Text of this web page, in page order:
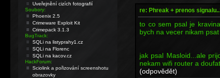
re: Phreak + prenos
to co sem psal je
bych na vecer nikam
jak psal Masloid...ale
nekam wifi router a
(odpovědět)
Uveřejnění cizích fotografií
Soubory:
Phoenix 2.5
Crimeware Exploit Kit
Crimepack 3.1.3
BugTrack:
SQLi na listyprahy1.cz
SQLi na Florenc
SQLi na kacov.cz
HackForum:
Sciolink a pořizování screenshotu
obrazovky